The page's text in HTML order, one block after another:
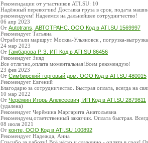
Рекомендации от участников ATI.SU: 10
Надёжный перевозчик! Доставка груза в срок, подача
рекомендуем! Надеемся на дальнейшее сотрудничество!
06 апр 2023
От Autotrans, АВТОТРАНС, ООО Код в ATI.SU 1569997
Рекомендует Татьяна
Отработали маршрут Москва-Ульяновск , погрузка-
24 мар 2023
От Гамбарова Р. З. ИП Код в ATI.SU 86456
Рекомендует Зияд
Все отлично,оплата моментальная!Всем рекомендую!
23 фев 2023
От Симбирский торговый дом, ООО Код в ATI.SU 480015
Рекомендует Евгений
Благодарю за сотрудничество. Быстрая оплата, всегда на
10 мар 2022
От Черёмин Игорь Алексеевич, ИП Код в ATI.SU 2879811
(удалена)
Рекомендует Черёмина Маргарита Анатольевна
Рекомендуем,ответственный заказчик. Оплата быстрая.
08 июля 2021
От конте, ООО Код в ATI.SU 100892
Рекомендует Надежда, Анна